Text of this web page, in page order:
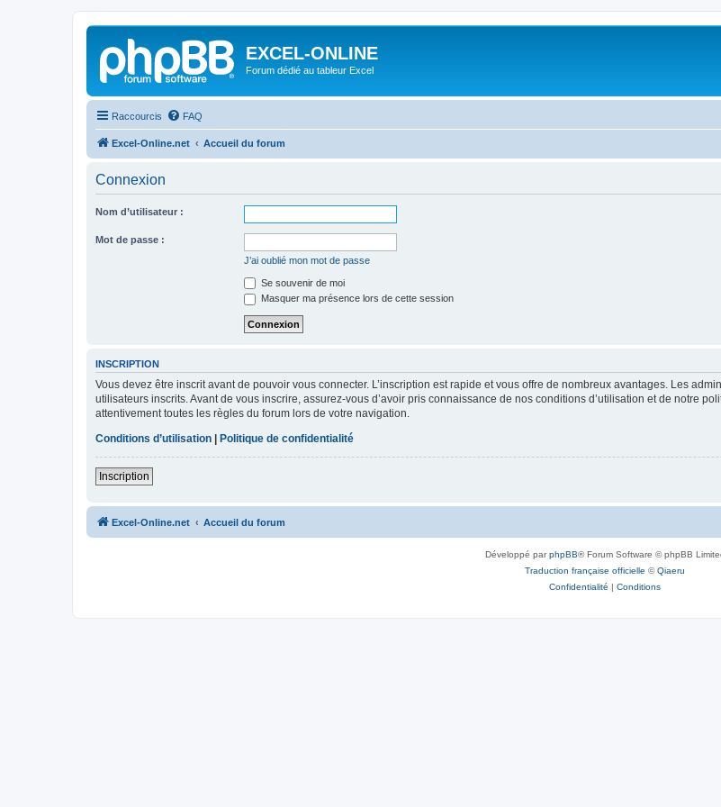
EXCEL-ONLINE
Forum dédié au tableur Excel
Raccourcis FAQ
Excel-Online.net Accueil du forum
Connexion
Nom d’utilisateur :
Mot de passe :
J’ai oublié mon mot de passe
Se souvenir de moi
Masquer ma présence lors de cette session
INSCRIPTION
Vous devez être inscrit avant de pouvoir vous connecter. L’inscription est rapide et vous offre de nombreux avantages. Les
utilisateurs inscrits. Avant de vous inscrire, assurez-vous d’avoir pris connaissance de nos conditions d’utilisation et de notre
attentivement toutes les règles du forum lors de votre navigation.
Conditions d’utilisation
Politique de confidentialité
Inscription
Excel-Online.net Accueil du forum
Développé parphpBB® Forum Software © phpBB
Traduction française officielle ©Qiaeru
Confidentialité | Conditions